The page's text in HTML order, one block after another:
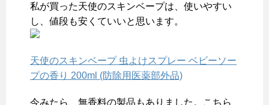
私が買った天使のスキンベープは、使いやすい
し、値段も安くていいと思います。
天使のスキンベープ 虫よけスプレー ベビーソー
プの香り 200ml (防除用医薬部外品)
今みたら、無香料の製品もありました。こちら